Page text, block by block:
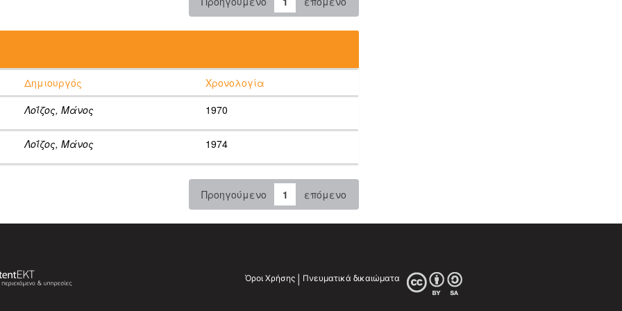
Δημιουργός
Χρονολογία
Λοΐζος, Μάνος
1970
Λοΐζος, Μάνος 1974
Προηγούμενο 1 επόμενο